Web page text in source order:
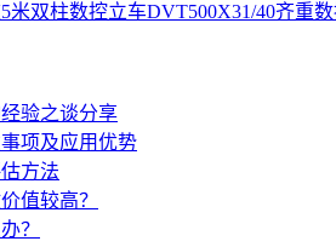
米双柱数控立车DVT500X31/40齐重数
验之谈分享
项及应用优势
方法
值较高？
？